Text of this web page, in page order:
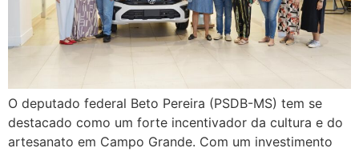
O deputado federal Beto Pereira (PSDB-MS) tem se
destacado como um forte incentivador da cultura e do
artesanato em Campo Grande. Com um investimento